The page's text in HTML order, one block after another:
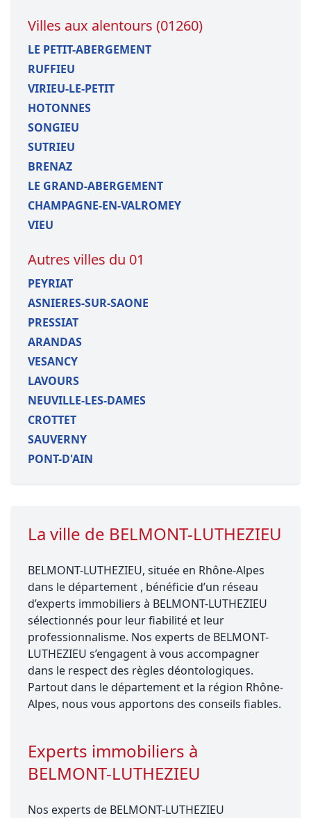
Villes aux alentours (01260)
LE PETIT-ABERGEMENT
RUFFIEU
VIRIEU-LE-PETIT
HOTONNES
SONGIEU
SUTRIEU
BRENAZ
LE GRAND-ABERGEMENT
CHAMPAGNE-EN-VALROMEY
VIEU
Autres villes du 01
PEYRIAT
ASNIERES-SUR-SAONE
PRESSIAT
ARANDAS
VESANCY
LAVOURS
NEUVILLE-LES-DAMES
CROTTET
SAUVERNY
PONT-D'AIN
La ville de BELMONT-LUTHEZIEU
BELMONT-LUTHEZIEU, située en Rhône-Alpes
dans le département , bénéficie d’un réseau
d’experts immobiliers à BELMONT-LUTHEZIEU
sélectionnés pour leur fiabilité et leur
professionnalisme. Nos experts de BELMONT-
LUTHEZIEU s’engagent à vous accompagner
dans le respect des règles déontologiques.
Partout dans le département et la région Rhône-
Alpes, nous vous apportons des conseils fiables.
Experts immobiliers à
BELMONT-LUTHEZIEU
Nos experts de BELMONT-LUTHEZIEU